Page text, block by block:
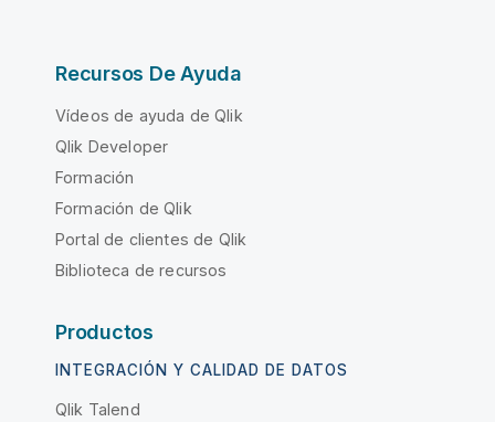
Recursos De Ayuda
Vídeos de ayuda de Qlik
Qlik Developer
Formación
Formación de Qlik
Portal de clientes de Qlik
Biblioteca de recursos
Productos
INTEGRACIÓN Y CALIDAD DE DATOS
Qlik Talend